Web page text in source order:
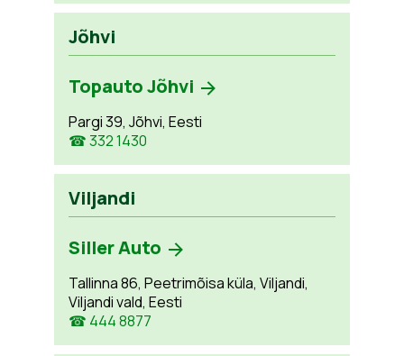
Jõhvi
Topauto Jõhvi
Pargi 39, Jõhvi, Eesti
☎ 332 1430
Viljandi
Siller Auto
Tallinna 86, Peetrimõisa küla, Viljandi,
Viljandi vald, Eesti
☎ 444 8877